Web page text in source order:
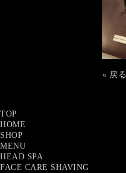
« 戻る
TOP
HOME
SHOP
MENU
HEAD SPA
FACE CARE SHAVING